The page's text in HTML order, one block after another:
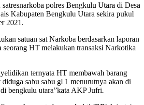
polres Bengkulu Utara di Desa
Kabupaten Bengkulu Utara sekira pukul
2021.
satuan sat Narkoba berdasarkan laporan
seorang HT melakukan transaksi Narkotika
ternyata HT membawah barang
diduga sabu sabu gl 1 menurutnya akan di
bengkulu utara”kata AKP Jufri.